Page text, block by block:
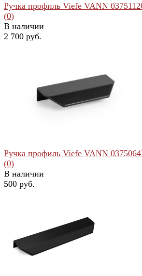
сравнить
Ручка профиль Viefe VANN
(0)
В наличии
2 700 руб.
избранное сравнить
Ручка профиль Viefe VANN
(0)
В наличии
500 руб.